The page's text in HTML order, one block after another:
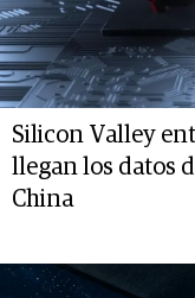
Silicon Valley
llegan los datos
China